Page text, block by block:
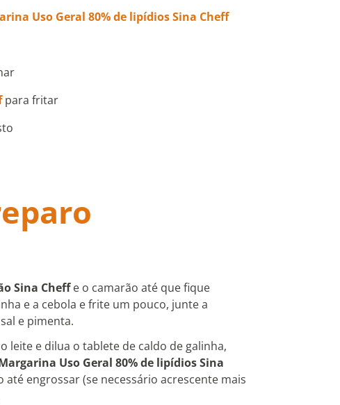
Uso Geral 80% de lipídios Sina Cheff
para fritar
Sina Cheffe o camarão até que fique
e a cebola e frite um pouco, junte a
e pimenta.
leite e dilua o tablete de caldo de galinha,
Uso Geral 80% de lipídios Sina
engrossar (se necessário acrescente mais